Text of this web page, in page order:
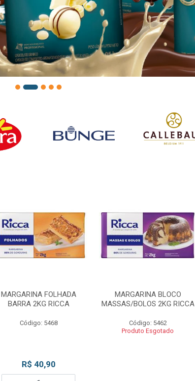
MARGARINA FOLHADA
BARRA 2KG RICCA
Código: 5468
R$ 40,90
MARGARINA BLOCO
MASSAS/BOLOS 2KG RICCA
Código: 5462
Produto Esgotado